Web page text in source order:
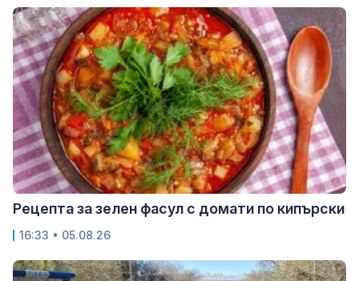
Рецепта за зелен фасул с домати по кипърски
16:33 • 05.08.26